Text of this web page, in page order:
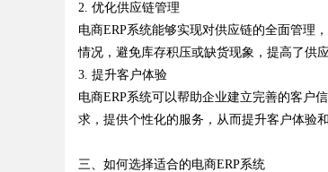
2. 优化供应链管理
电商ERP系统能够实现对供应链的全面管理
情况，避免库存积压或缺货现象，提高了供
3. 提升客户体验
电商ERP系统可以帮助企业建立完善的客户
求，提供个性化的服务，从而提升客户体验和
三、如何选择适合的电商ERP系统